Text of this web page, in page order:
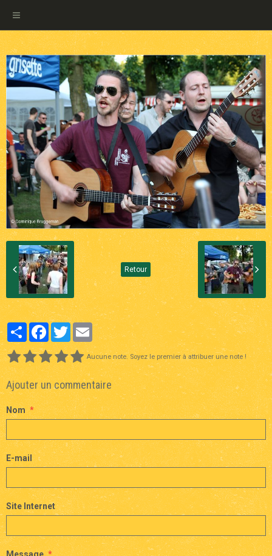
Retour
PartagerFacebook
TwitterEmail
Aucune note. Soyez le premier à attribuer une note !
Ajouter un commentaire
Nom
E-mail
Site Internet
Message